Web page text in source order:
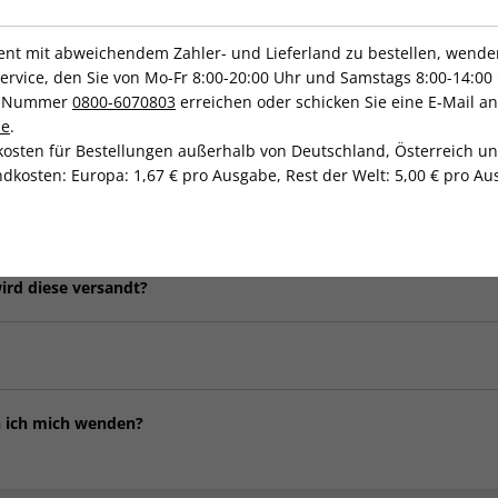
Häufig gestellte Fragen
zum nächsten Erscheinungsdatum. Nach Eingang Ihrer
diese versandt?
Versand ausgelöst wurde. Bitte beachten Sie: die Lieferzeit für
Gutschein als Prämie entschieden haben, erhalten Sie den
Beiträge werden dann zurückerstattet.
ich mich wenden?
mit abweichendem Zahler- und Lieferland zu bestellen,
den Sie von Mo-Fr 8:00-20:00 Uhr und Samstags 8:00-
0800-6070803 erreichen oder schicken Sie eine E-Mail an
.
für Bestellungen außerhalb von Deutschland, Österreich
Europa: 1,67 € pro Ausgabe, Rest der Welt: 5,00 € pro